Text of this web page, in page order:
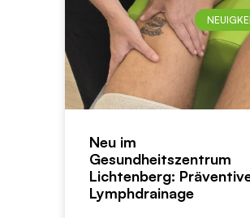
Neu im
Gesundheitszentrum
Lichtenberg:
Lymphdrainage